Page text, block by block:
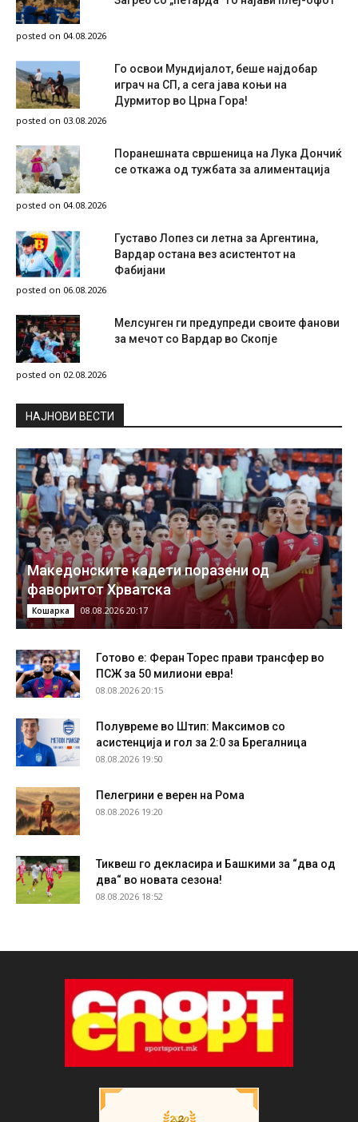
posted on 04.08.2026
Го освои Мундијалот, беше најдобар
играч на СП, а сега јава коњи на
Дурмитор во Црна Гора!
posted on 03.08.2026
Поранешната свршеница на Лука Дончиќ
се откажа од тужбата за алиментација
posted on 04.08.2026
Густаво Лопез си летна за Аргентина,
Вардар остана вез асистентот на
Фабијани
posted on 06.08.2026
Мелсунген ги предупреди своите фанови
за мечот со Вардар во Скопје
posted on 02.08.2026
НAЈНОВИ ВЕСТИ
Македонските кадети поразени од
фаворитот Хрватска
Кошарка 08.08.2026 20:17
Готово е: Феран Торес прави трансфер во
ПСЖ за 50 милиони евра!
08.08.2026 20:15
Полувреме во Штип: Максимов со
асистенција и гол за 2:0 за Брегалница
08.08.2026 19:50
Пелегрини е верен на Рома
08.08.2026 19:20
Тиквеш го декласира и Башкими за “два од
два“ во новата сезона!
08.08.2026 18:52